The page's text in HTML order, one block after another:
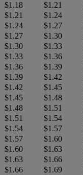
$1.18
$1.21
$1.21
$1.24
$1.24
$1.27
$1.27
$1.30
$1.30
$1.33
$1.33
$1.36
$1.36
$1.39
$1.39
$1.42
$1.42
$1.45
$1.45
$1.48
$1.48
$1.51
$1.51
$1.54
$1.54
$1.57
$1.57
$1.60
$1.60
$1.63
$1.63
$1.66
$1.66
$1.69